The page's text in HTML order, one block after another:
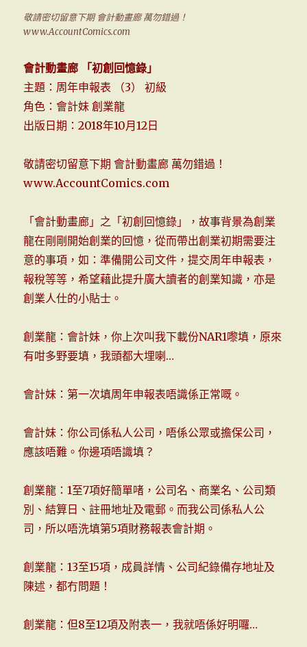
敬請密切留意下期 會計動畫廊 萬勿錯過！
www.AccountComics.com
會計動畫廊 「初創回憶錄」
主題：周年申報表 （3） 初級
角色：會計妹 創業龍
出版日期：2018年10月12日
敬請密切留意下期 會計動畫廊 萬勿錯過！
www.AccountComics.com
「會計動畫廊」之「初創回憶錄」，故事背景為創業
龍在剛剛開始創業的回憶，從而帶出創業初期需要注
意的事項，如：準備開公司文件，提交周年申報表，
報稅等等，希望藉此提升廣大讀者的創業知識，亦是
創業人仕的小貼士。
創業龍：會計妹，你上次叫我下載份NAR1嚟填，原來
有咁多野要填，我頭都大埋喇…
會計妹：第一次填周年申報表唔識係正常嘅。
會計妹：你公司係私人公司，唔係公眾或擔保公司，
應該唔難。你邊項唔識填？
創業龍：1至7項好簡單啫，公司名、商業名、公司類
別、結算日、註冊地址及電郵。而我公司係私人公
司，所以唔洗填第5項財務報表會計期。
創業龍：13至15項，成員詳情、公司紀錄備存地址及
陳述，都冇問題！
創業龍：但8至12項及附表一，我就唔係好明囉…